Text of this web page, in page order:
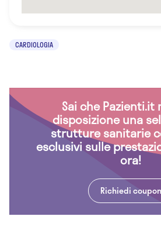
CARDIOLOGIA
Sai che Pazienti.it
disposizione una
strutture sanitarie
esclusivi sulle
ora!
Richiedi coupon